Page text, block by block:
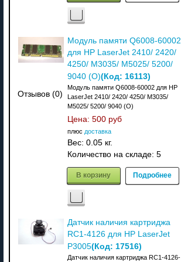
Отзывов (0)
Модуль памяти Q6008-60002
для HP LaserJet 2410/ 2420/
4250/ M3035/ M5025/ 5200/
9040 (О)(Код: 16113)
Модуль памяти Q6008-60002 для HP
LaserJet 2410/ 2420/ 4250/ M3035/
M5025/ 5200/ 9040 (О)
Цена: 500 руб
плюс доставка
Вес: 0.05 кг.
Количество на складе: 5
В корзину Подробнее
Датчик наличия картриджа
RC1-4126 для HP LaserJet
P3005(Код: 17516)
Датчик наличия картриджа RC1-4126-